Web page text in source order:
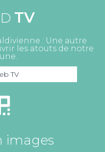
TV
: Une autre
les atouts de notre
TV
images